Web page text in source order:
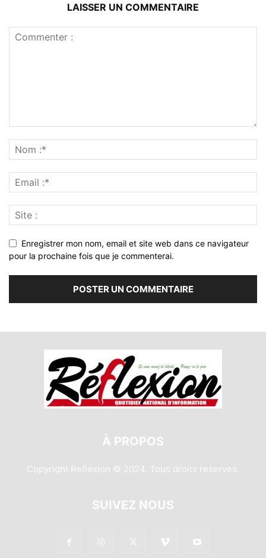
LAISSER UN COMMENTAIRE
Enregistrer mon nom, email et site web dans ce navigateur
pour la prochaine fois que je commenterai.
À PROPOS
Copyright Reflexion © 2024. Tous droits reserves.
SUIVEZ NOUS